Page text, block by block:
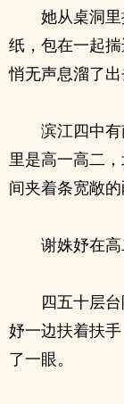
她从桌洞
纸，包在一起
悄无声息溜了出
滨江四中
里是高一高二
间夹着条宽敞
谢姝妤在高
四五十层
妤一边扶着扶
了一眼。